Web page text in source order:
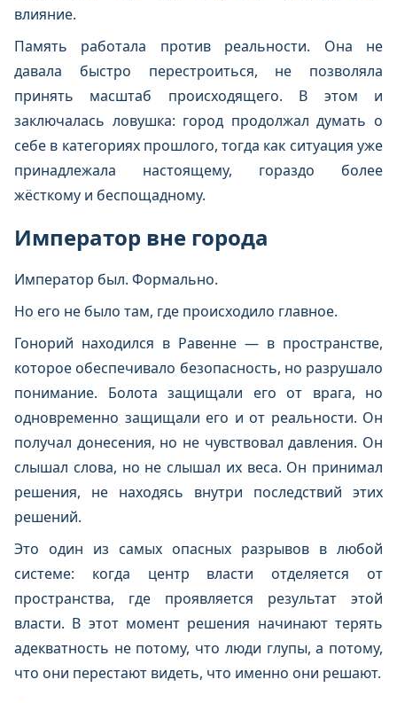
влияние.
Память работала против реальности. Она не
давала быстро перестроиться, не позволяла
принять масштаб происходящего. В этом и
заключалась ловушка: город продолжал думать о
себе в категориях прошлого, тогда как ситуация уже
принадлежала настоящему, гораздо более
жёсткому и беспощадному.
Император вне города
Император был. Формально.
Но его не было там, где происходило главное.
Гонорий находился в Равенне — в пространстве,
которое обеспечивало безопасность, но разрушало
понимание. Болота защищали его от врага, но
одновременно защищали его и от реальности. Он
получал донесения, но не чувствовал давления. Он
слышал слова, но не слышал их веса. Он принимал
решения, не находясь внутри последствий этих
решений.
Это один из самых опасных разрывов в любой
системе: когда центр власти отделяется от
пространства, где проявляется результат этой
власти. В этот момент решения начинают терять
адекватность не потому, что люди глупы, а потому,
что они перестают видеть, что именно они решают.